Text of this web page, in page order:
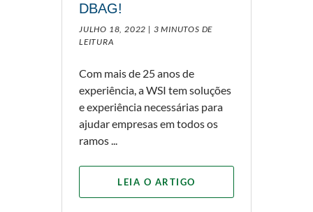
DBAG!
JULHO 18, 2022 | 3 MINUTOS DE
LEITURA
Com mais de 25 anos de
experiência, a WSI tem soluções
e experiência necessárias para
ajudar empresas em todos os
ramos ...
LEIA O ARTIGO